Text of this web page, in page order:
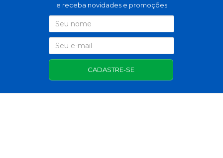
e receba novidades e promoções
CADASTRE-SE